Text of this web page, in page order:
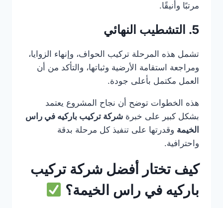
مرتبًا وأنيقًا.
5. التشطيب النهائي
تشمل هذه المرحلة تركيب الحواف، وإنهاء الزوايا،
ومراجعة استقامة الأرضية وثباتها، والتأكد من أن
العمل مكتمل بأعلى جودة.
هذه الخطوات توضح أن نجاح المشروع يعتمد
بشكل كبير على خبرة شركة تركيب باركيه في راس
الخيمة وقدرتها على تنفيذ كل مرحلة بدقة
واحترافية.
كيف تختار أفضل شركة تركيب
باركيه في راس الخيمة؟